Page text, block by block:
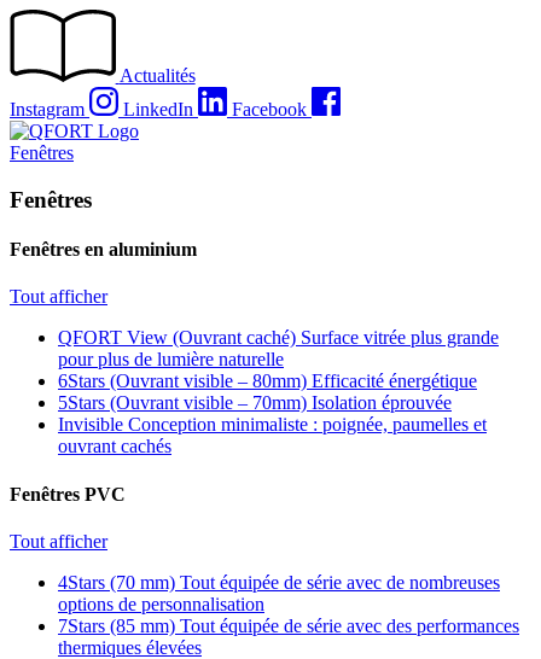
Passer
Actualités
Instagram
LinkedIn Facebook
Fenêtres
Fenêtres
Fenêtres en aluminium
Tout afficher
QFORT View (Ouvrant caché) Surface vitrée plus grande
pour plus de lumière naturelle
6Stars (Ouvrant visible – 80mm) Efficacité énergétique
5Stars (Ouvrant visible – 70mm) Isolation éprouvée
Invisible Conception minimaliste : poignée, paumelles et
ouvrant cachés
Fenêtres PVC
Tout afficher
4Stars (70 mm) Tout équipée de série avec de nombreuses
options de personnalisation
7Stars (85 mm) Tout équipée de série avec des performances
thermiques élevées